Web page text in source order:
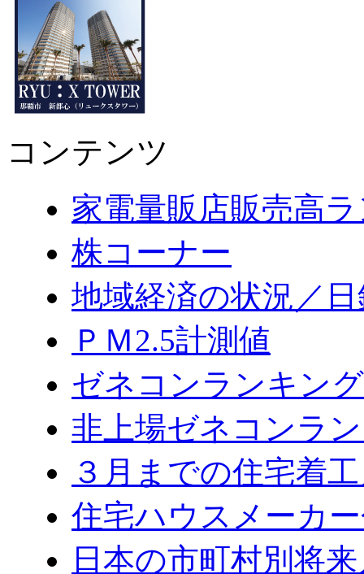
コンテンツ
家電量販店販売高
株コーナー
地域経済の状況／
ＰＭ2.5計測値
ゼネコンランキン
非上場ゼネコンラ
３月までの住宅着
住宅ハウスメーカ
日本の市町村別将